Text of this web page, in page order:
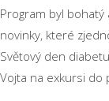
Program byl
novinky, které
Světový den
Vojta na exkursi do